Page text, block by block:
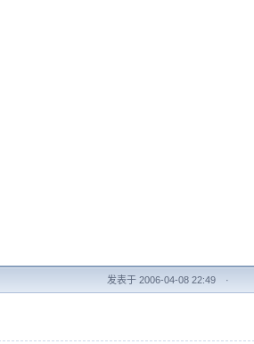
发表于 2006-04-08 22:49 ·